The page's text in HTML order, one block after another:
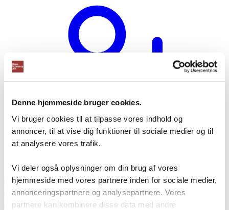
Denne hjemmeside bruger cookies.
Vi bruger cookies til at tilpasse vores indhold og
annoncer, til at vise dig funktioner til sociale medier og til
at analysere vores trafik.
Vi deler også oplysninger om din brug af vores
hjemmeside med vores partnere inden for sociale medier,
annonceringspartnere og analysepartnere. Vores
partnere kan kombinere disse data med andre
Opret bruger
Products
search